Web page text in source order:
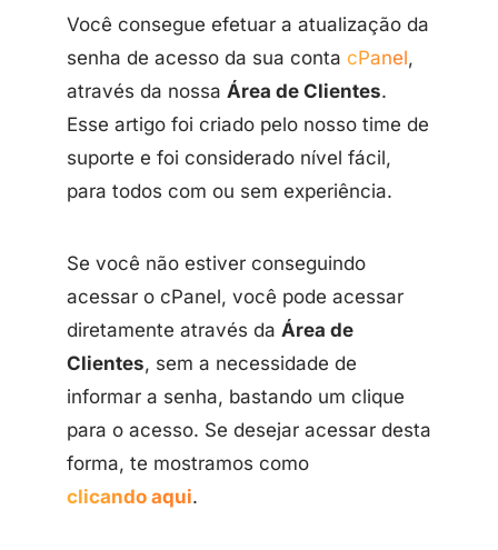
Você consegue efetuar a atualização da
senha de acesso da sua conta cPanel,
através da nossa Área de Clientes.
Esse artigo foi criado pelo nosso time de
suporte e foi considerado nível fácil,
para todos com ou sem experiência.
Se você não estiver conseguindo
acessar o cPanel, você pode acessar
diretamente através da Área de
Clientes, sem a necessidade de
informar a senha, bastando um clique
para o acesso. Se desejar acessar desta
forma, te mostramos como
clicando aqui.